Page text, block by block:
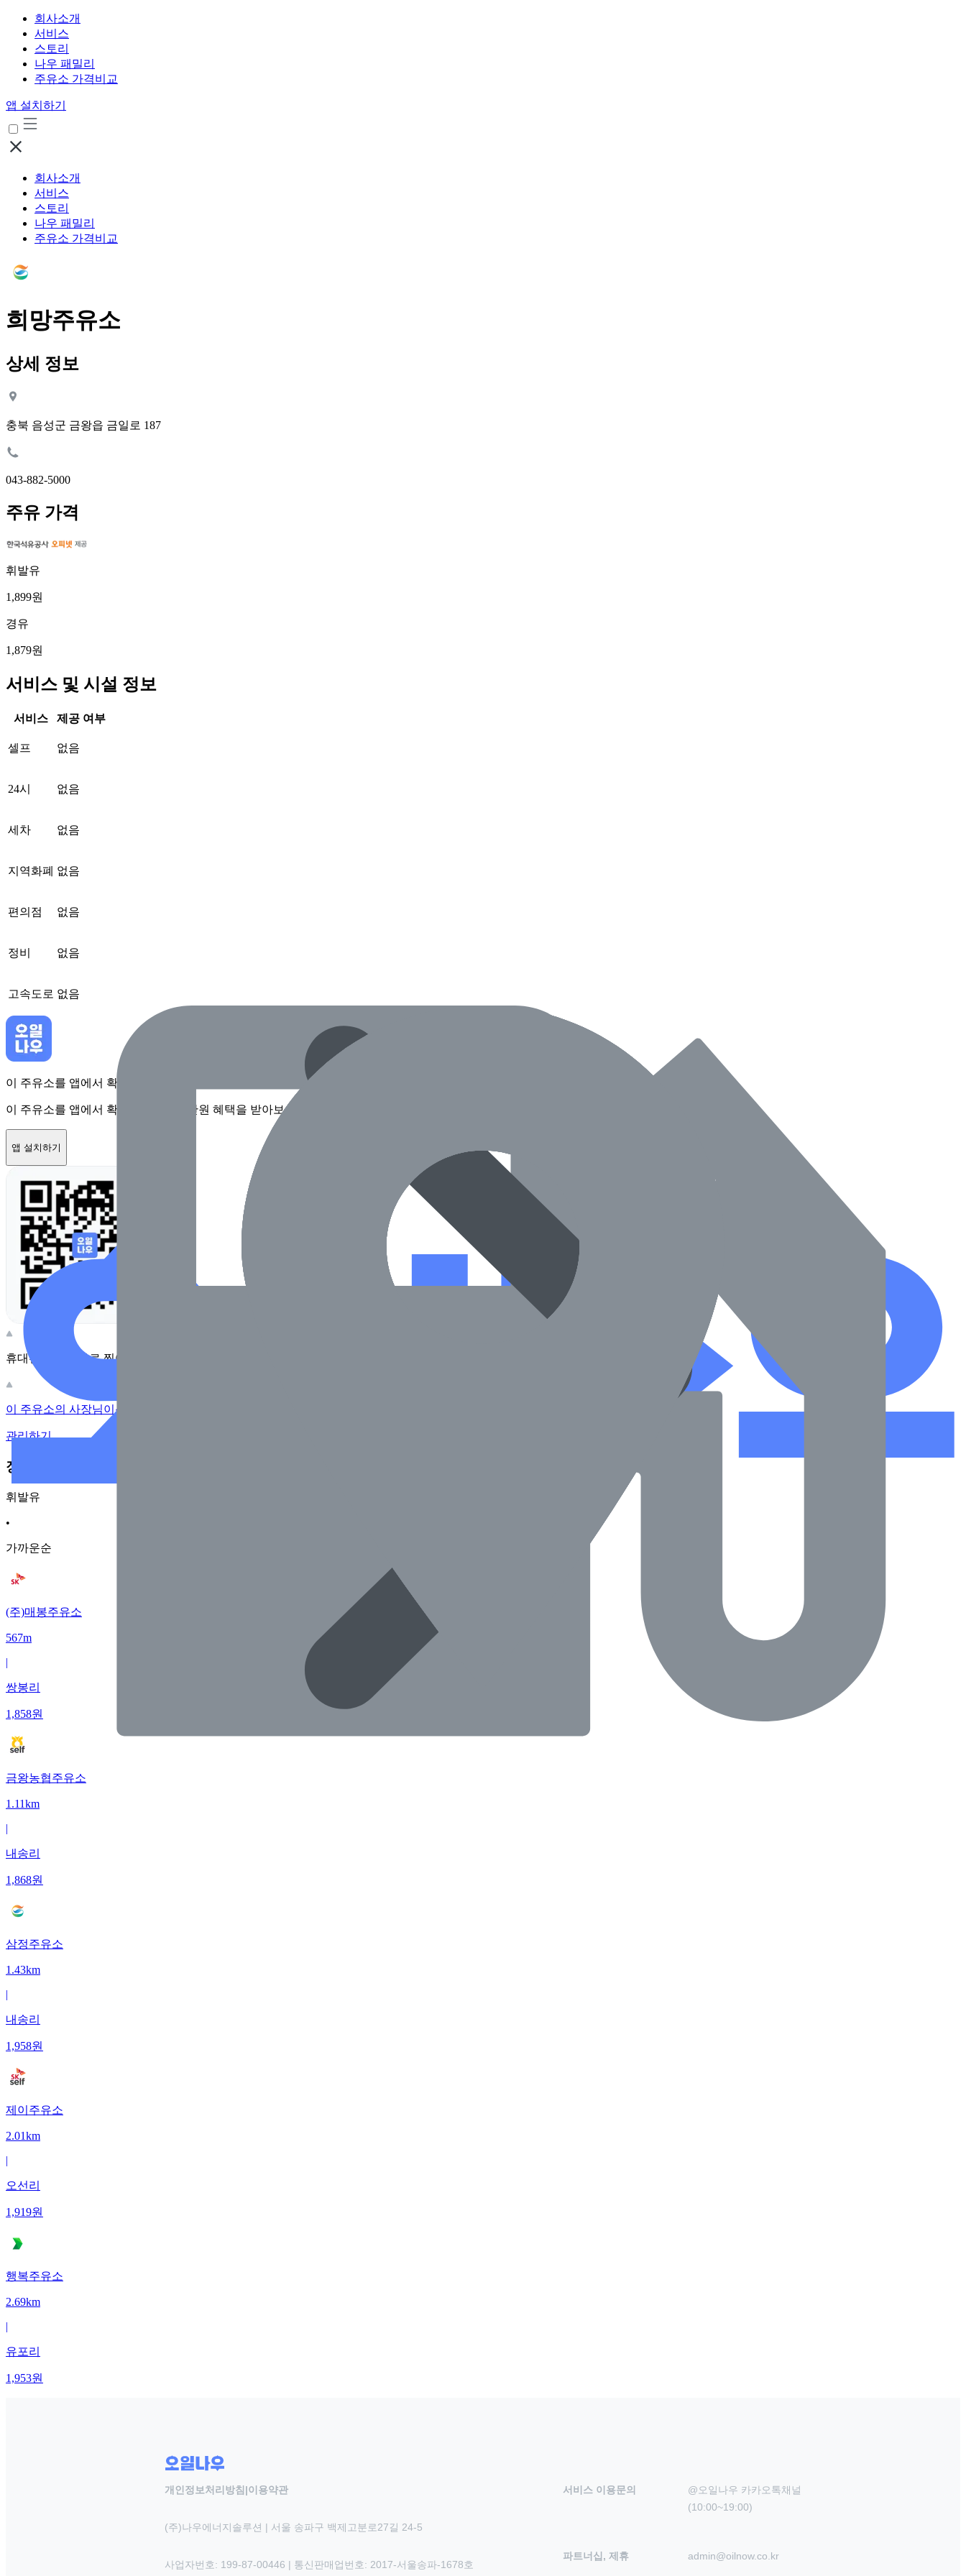
회사소개
서비스
스토리
나우 패밀리
주유소 가격비교
앱 설치하기
회사소개
서비스
스토리
나우 패밀리
주유소 가격비교
희망주유소
상세 정보
충북 음성군 금왕읍 금일로 187
043-882-5000
주유 가격
휘발유
1,899원
경유
1,879원
서비스 및 시설 정보
서비스 제공 여부
셀프 없음
24시 없음
세차 없음
지역화폐 없음
편의점 없음
정비 없음
고속도로 없음
이 주유소를 앱에서 확인하고 최대 1만원 혜택을 받아보세요
이 주유소를 앱에서 확인하고 최대 1만원 혜택을 받아보세요
앱 설치하기
휴대전화 카메라로 찍어보세요
이 주유소의 사장님이신가요?
관리하기
장소 근처 주유소
휘발유
•
가까운순
(주)매봉주유소
567m
|
쌍봉리
1,858원
금왕농협주유소
1.11km
|
내송리
1,868원
삼정주유소
1.43km
|
내송리
1,958원
제이주유소
2.01km
|
오선리
1,919원
행복주유소
2.69km
|
유포리
1,953원
개인정보처리방침|이용약관
(주)나우에너지솔루션 | 서울 송파구 백제고분로27길 24-5
사업자번호: 199-87-00446 | 통신판매업번호: 2017-서울송파-1678호
서비스 이용문의
@오일나우 카카오톡채널
(10:00~19:00)
파트너십, 제휴 admin@oilnow.co.kr